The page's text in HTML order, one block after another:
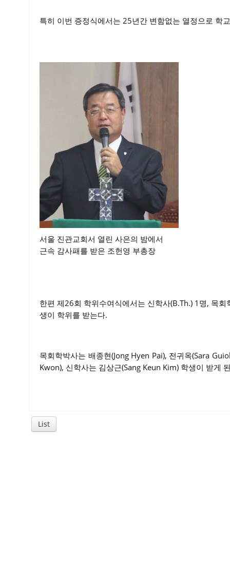
특히 이번 증정식에서는 25년간 변함없는 열정으로 학
서울 진관교회서 열린 사은의 밤에서
근속 감사패를 받은 조헌영 부총장
한편 제26회 학위수여식에서는 신학사(B.Th.) 1명, 목
생이 학위를 받는다.
목회학박사는 배종현(Jong Hyen Pai), 전귀옥(Sara
Kwon), 신학사는 김상근(Sang Keun Kim) 학생이 받게
List